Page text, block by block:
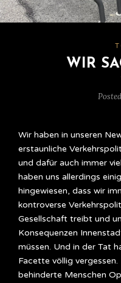
WIR
Wir haben in unseren
erstaunliche
und dafür auch immer
haben uns allerdings
hingewiesen, dass wir
kontroverse
Gesellschaft treibt und
Konsequenzen
müssen. Und in der Tat
Facette völlig
behinderte Menschen